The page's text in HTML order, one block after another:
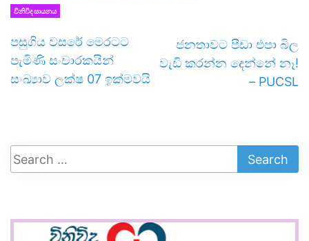
විනිවිද සායනය
පසුගිය වසරේ මෙරටට
පැමිණි සංචාරකයින්
සංඛ්‍යාව ලක්ෂ 07 ඉක්මවයි
ජනතාවට පීඩා එපා බිල
වැඩි කරන්න දෙන්නේ නෑ!
– PUCSL